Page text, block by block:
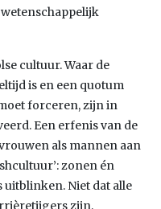
cultuur. Waar de
is en een quotum
forceren, zijn in
Een erfenis van de
als mannen aan
zonen én
Niet dat alle
zijn,